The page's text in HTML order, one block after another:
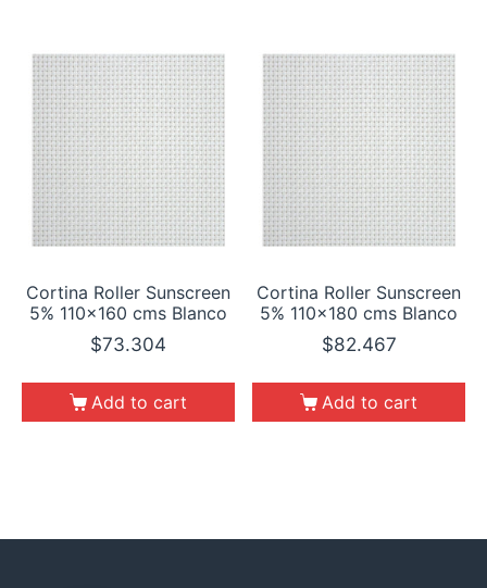
Cortina Roller Sunscreen
5% 110×160 cms Blanco
$73.304
Add to cart
Cortina Roller Sunscreen
5% 110×180 cms Blanco
$82.467
Add to cart